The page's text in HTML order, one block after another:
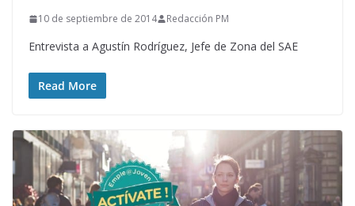
10 de septiembre de 2014 Redacción PM
Entrevista a Agustín Rodríguez, Jefe de Zona del SAE
Read More